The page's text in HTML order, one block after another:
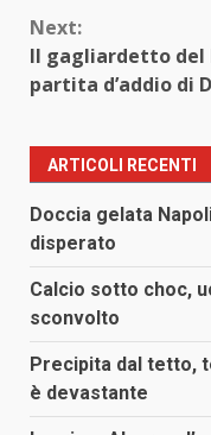
Next:
Il gagliardetto del
partita d’addio di
ARTICOLI RECENTI
Doccia gelata
disperato
Calcio sotto choc,
sconvolto
Precipita dal tetto,
è devastante